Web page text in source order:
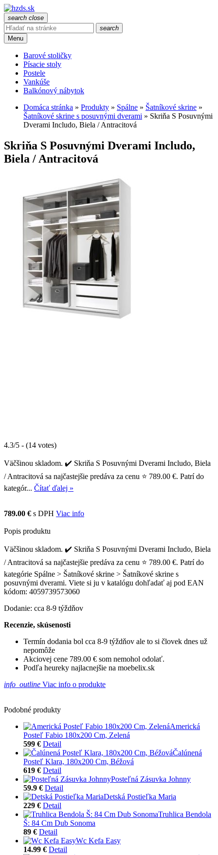
search close
search
Menu
Barové stoličky
Písacie stoly
Postele
Vankúše
Balkónový nábytok
Domáca stránka » Produkty » Spálne » Šatníkové skrine »
Šatníkové skrine s posuvnými dverami » Skriňa S Posuvnými
Dverami Includo, Biela / Antracitová
Skriňa S Posuvnými Dverami Includo,
Biela / Antracitová
4.3/5 - (14 votes)
Väčšinou skladom. ✔️ Skriňa S Posuvnými Dverami Includo, Biela
/ Antracitová sa najčastejšie predáva za cenu ⭐ 789.00 €. Patrí do
kategór... Čítať ďalej »
789.00 € s DPH Viac info
Popis produktu
Väčšinou skladom. ✔️ Skriňa S Posuvnými Dverami Includo, Biela
/ Antracitová sa najčastejšie predáva za cenu ⭐ 789.00 €. Patrí do
kategórie Spálne > Šatníkové skrine > Šatníkové skrine s
posuvnými dverami. Viete si ju v katalógu dohľadať aj pod EAN
kódom: 4059739573060
Dodanie: cca 8-9 týždňov
Recenzie, skúsenosti
Termín dodania bol cca 8-9 týždňov ale to si človek dnes už
nepomôže
Akciovej cene 789.00 € som nemohol odolať.
Podľa heureky najlacnejšie na moebelix.sk
info_outline Viac info o produkte
Podobné produkty
Americká
Posteľ Fabio 180x200 Cm, Zelená
599 € Detail
Čalúnená
Posteľ Klara, 180x200 Cm, Béžová
619 € Detail
Posteľná Zásuvka Johnny
59.9 € Detail
Detská Postieľka Maria
229 € Detail
Truhlica Bendola
Š: 84 Cm Dub Sonoma
89 € Detail
Wc Kefa Easy
14.99 € Detail